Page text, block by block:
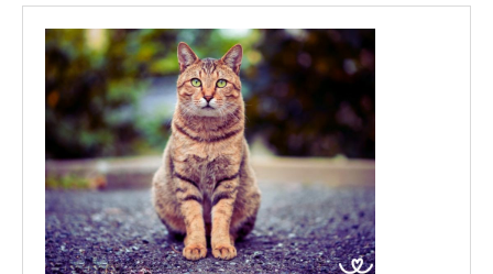
HLEDAT